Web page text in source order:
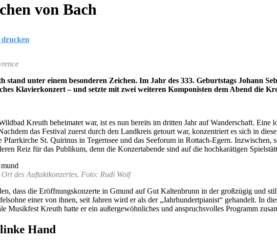
von Bach
drucken
unter einem besonderen Zeichen. Im Jahr des 333. Geburtstags Johann
Klavierkonzert – und setzte mit zwei weiteren Komponisten dem Abend die
Kreuth beheimatet war, ist es nun bereits im dritten Jahr auf Wanderschaft.
das Festival zuerst durch den Landkreis getourt war, konzentriert es sich in
St. Quirinus in Tegernsee und das Seeforum in Rottach-Egern. Inzwischen,
Reiz für das Publikum, denn die Konzertabende sind auf die hochkarätigen
des Auftaktkonzertes. Foto: Rudi Wolf
dass die Eröffnungskonzerte in Gmund auf Gut Kaltenbrunn in der großzügig und
einer von ihnen, seit Jahren wird er als der „Jahrhundertpianist“ gehandelt. In
Musikfest Kreuth hatte er ein außergewöhnliches und anspruchsvolles Programm
Hand